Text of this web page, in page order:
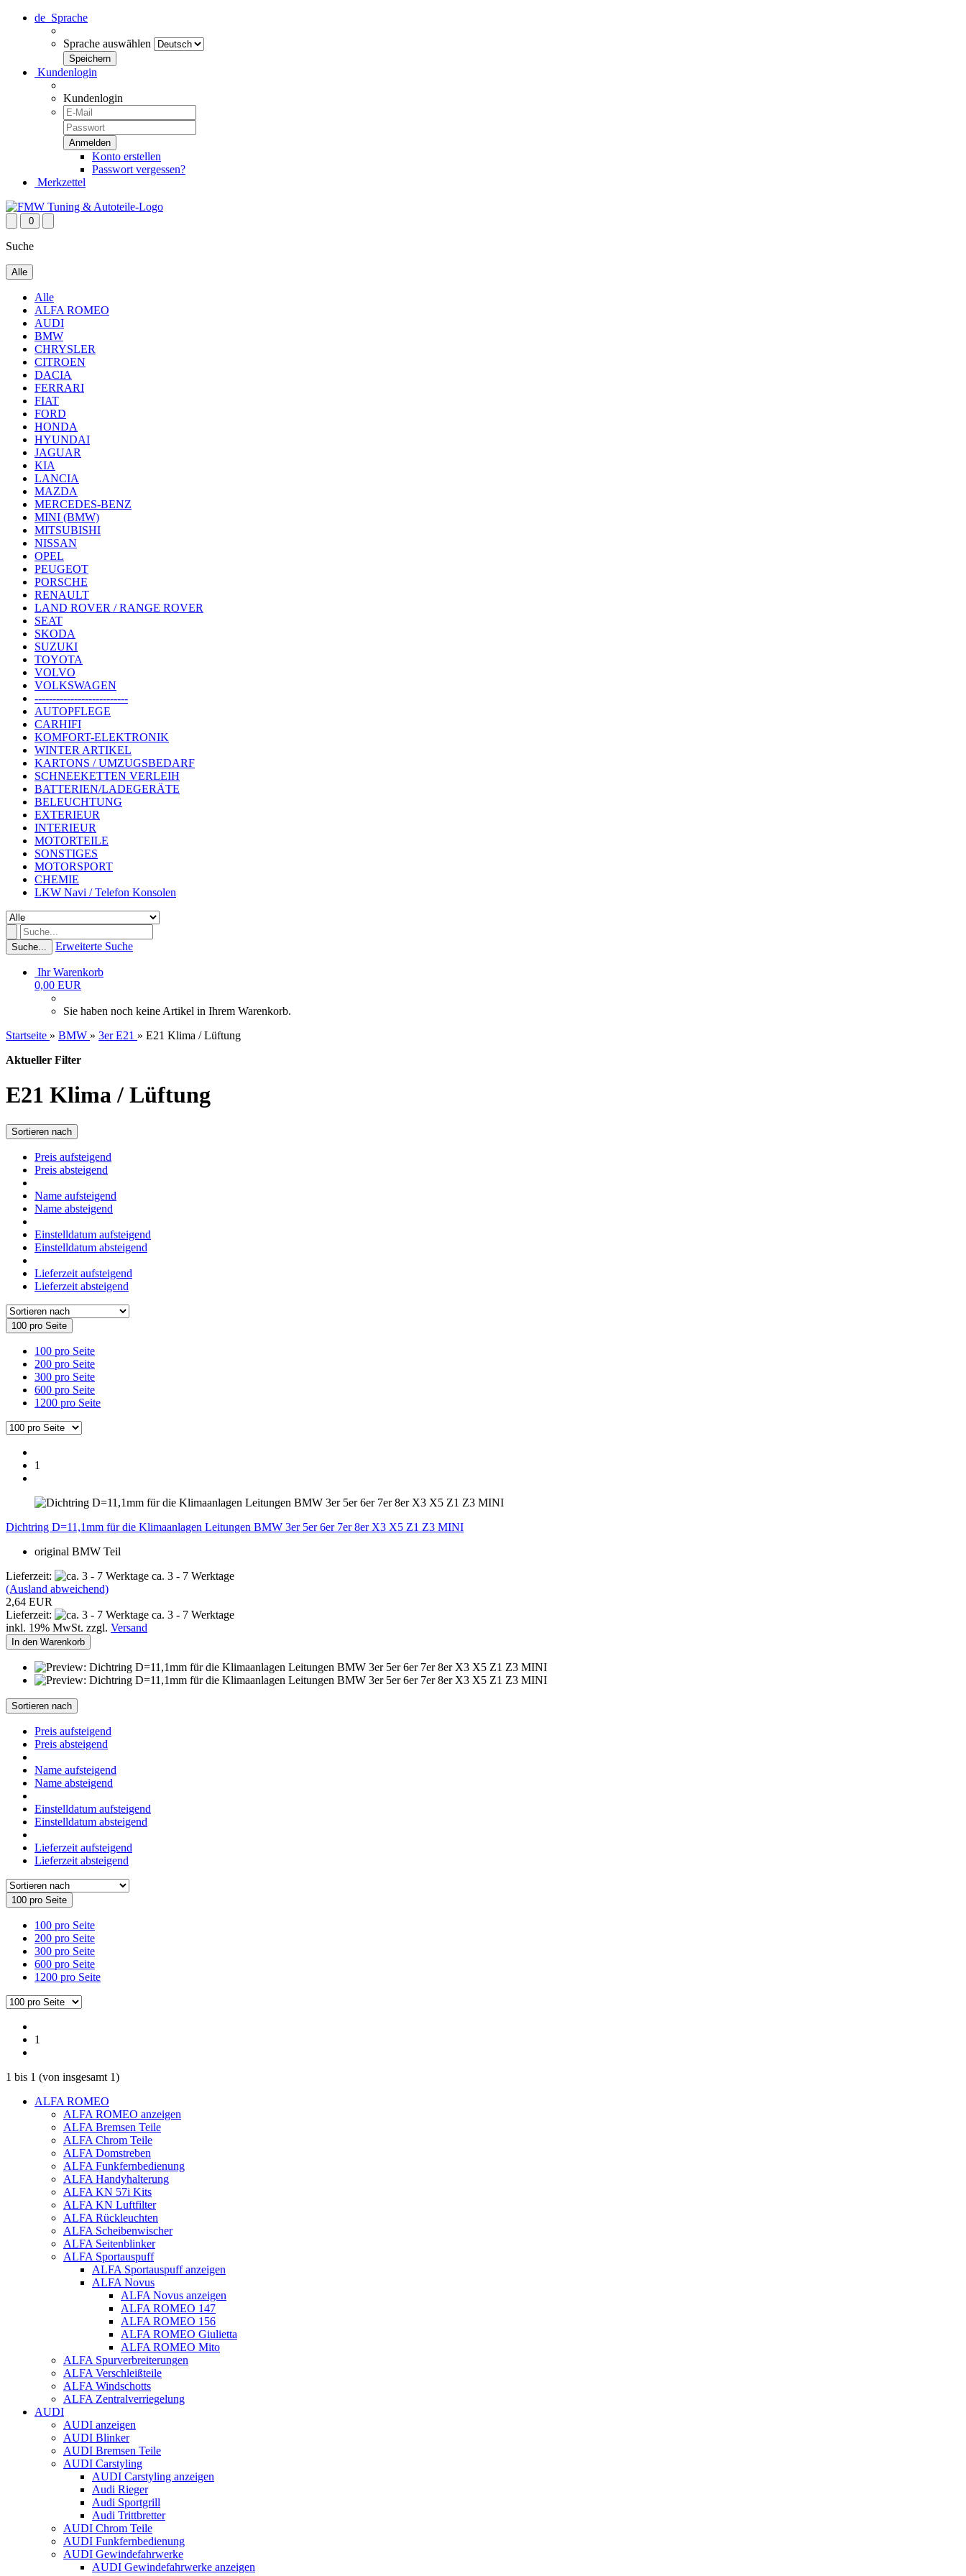
de Sprache
Sprache auswählen
Kundenlogin
Kundenlogin
Konto erstellen
Passwort vergessen?
Merkzettel
0
Suche
Alle
Alle
ALFA ROMEO
AUDI
BMW
CHRYSLER
CITROEN
DACIA
FERRARI
FIAT
FORD
HONDA
HYUNDAI
JAGUAR
KIA
LANCIA
MAZDA
MERCEDES-BENZ
MINI (BMW)
MITSUBISHI
NISSAN
OPEL
PEUGEOT
PORSCHE
RENAULT
LAND ROVER / RANGE ROVER
SEAT
SKODA
SUZUKI
TOYOTA
VOLVO
VOLKSWAGEN
--------------------------
AUTOPFLEGE
CARHIFI
KOMFORT-ELEKTRONIK
WINTER ARTIKEL
KARTONS / UMZUGSBEDARF
SCHNEEKETTEN VERLEIH
BATTERIEN/LADEGERÄTE
BELEUCHTUNG
EXTERIEUR
INTERIEUR
MOTORTEILE
SONSTIGES
MOTORSPORT
CHEMIE
LKW Navi / Telefon Konsolen
Suche... Erweiterte Suche
Ihr Warenkorb
0,00 EUR
Sie haben noch keine Artikel in Ihrem Warenkorb.
Startseite » BMW » 3er E21 » E21 Klima / Lüftung
Aktueller Filter
E21 Klima / Lüftung
Sortieren nach
Preis aufsteigend
Preis absteigend
Name aufsteigend
Name absteigend
Einstelldatum aufsteigend
Einstelldatum absteigend
Lieferzeit aufsteigend
Lieferzeit absteigend
100 pro Seite
100 pro Seite
200 pro Seite
300 pro Seite
600 pro Seite
1200 pro Seite
1
Dichtring D=11,1mm für die Klimaanlagen Leitungen BMW 3er 5er 6er 7er 8er X3 X5 Z1 Z3 MINI
original BMW Teil
Lieferzeit:
ca. 3 - 7 Werktage
(Ausland abweichend)
2,64 EUR
Lieferzeit:
ca. 3 - 7 Werktage
inkl. 19% MwSt. zzgl. Versand
In den Warenkorb
Sortieren nach
Preis aufsteigend
Preis absteigend
Name aufsteigend
Name absteigend
Einstelldatum aufsteigend
Einstelldatum absteigend
Lieferzeit aufsteigend
Lieferzeit absteigend
100 pro Seite
100 pro Seite
200 pro Seite
300 pro Seite
600 pro Seite
1200 pro Seite
1
1 bis 1 (von insgesamt 1)
ALFA ROMEO
ALFA ROMEO anzeigen
ALFA Bremsen Teile
ALFA Chrom Teile
ALFA Domstreben
ALFA Funkfernbedienung
ALFA Handyhalterung
ALFA KN 57i Kits
ALFA KN Luftfilter
ALFA Rückleuchten
ALFA Scheibenwischer
ALFA Seitenblinker
ALFA Sportauspuff
ALFA Sportauspuff anzeigen
ALFA Novus
ALFA Novus anzeigen
ALFA ROMEO 147
ALFA ROMEO 156
ALFA ROMEO Giulietta
ALFA ROMEO Mito
ALFA Spurverbreiterungen
ALFA Verschleißteile
ALFA Windschotts
ALFA Zentralverriegelung
AUDI
AUDI anzeigen
AUDI Blinker
AUDI Bremsen Teile
AUDI Carstyling
AUDI Carstyling anzeigen
Audi Rieger
Audi Sportgrill
Audi Trittbretter
AUDI Chrom Teile
AUDI Funkfernbedienung
AUDI Gewindefahrwerke
AUDI Gewindefahrwerke anzeigen